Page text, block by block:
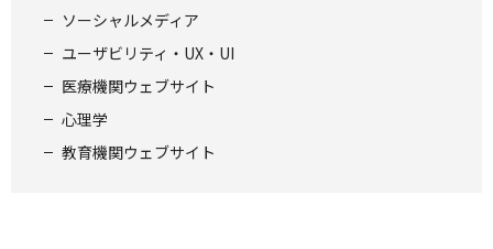
ソーシャルメディア
ユーザビリティ・UX・UI
医療機関ウェブサイト
心理学
教育機関ウェブサイト